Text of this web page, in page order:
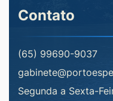
Contato
(65) 99690-9037
Segunda a Sexta-